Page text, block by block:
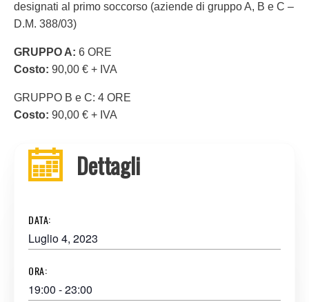
designati al primo soccorso (aziende di gruppo A, B e C –
D.M. 388/03)
GRUPPO A: 6 ORE
Costo: 90,00 € + IVA
GRUPPO B e C: 4 ORE
Costo: 90,00 € + IVA
Dettagli
DATA:
Luglio 4, 2023
ORA:
19:00 - 23:00